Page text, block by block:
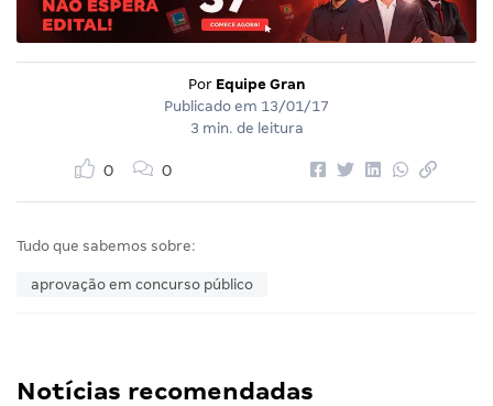
Por Equipe Gran
Publicado em 13/01/17
3 min. de leitura
0 0
Tudo que sabemos sobre:
aprovação em concurso público
Notícias recomendadas